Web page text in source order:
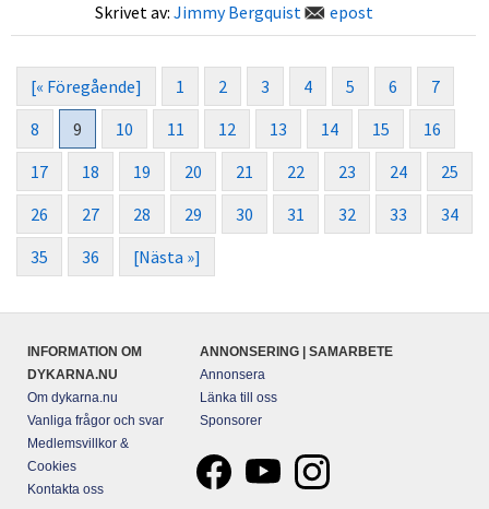
Skrivet av: Jimmy Bergquist epost
[« Föregående] 1 2 3 4 5 6
7
8
9 10 11 12 13 14 15
16
17
18 19 20 21 22 23 24
25
26
27 28 29 30 31 32 33
34
35
36 [Nästa »]
INFORMATION OM
DYKARNA.NU
Om dykarna.nu
Vanliga frågor och svar
Medlemsvillkor &
Cookies
Kontakta oss
ANNONSERING | SAMARBETE
Annonsera
Länka till oss
Sponsorer